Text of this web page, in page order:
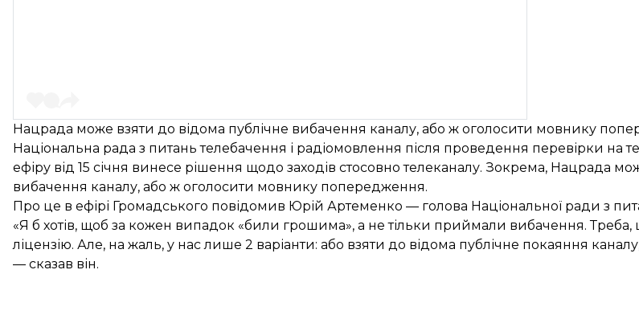
Нацрада може взяти до відома публічне вибачення каналу, або ж оголосити мовнику
Національна рада з питань телебачення і радіомовлення після проведення перевірки на
ефіру від 15 січня винесе рішення щодо заходів стосовно телеканалу. Зокрема, Нацрада
вибачення каналу, або ж оголосити мовнику попередження.
Про це в ефірі Громадського повідомив Юрій Артеменко — голова Національної ради з
«Я б хотів, щоб за кожен випадок «били грошима», а не тільки приймали вибачення.
ліцензію. Але, на жаль, у нас лише 2 варіанти: або взяти до відома публічне покаяння
— сказав він.